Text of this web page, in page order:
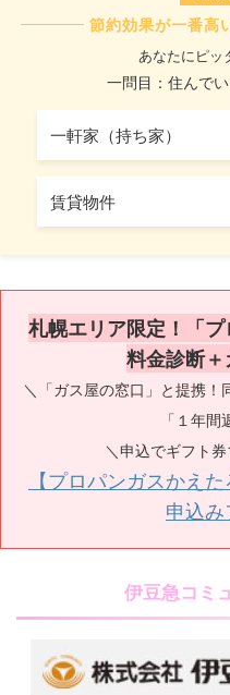
節約効果が一番高
あなたにピッ
一問目：住んで
一軒家（持ち家）
賃貸物件
札幌エリア限定！「
料金診断＋
＼「ガス屋の窓口」と提携！
「１年
＼申込でギフト
【プロパンガスかえ
申込み
伊豆急コミ